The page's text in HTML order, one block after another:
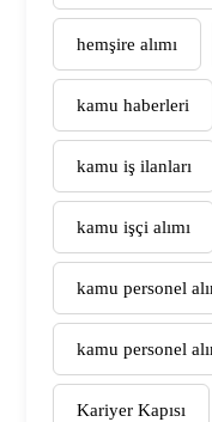
hemşire alımı
kamu haberleri
kamu iş ilanları
kamu işçi alımı
kamu personel
kamu personel
Kariyer Kapısı